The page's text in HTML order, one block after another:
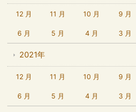
12 月 11 月 10 月 9 月
6 月 5 月 4 月 3 月
2021年
12 月 11 月 10 月 9 月
6 月 5 月 4 月 3 月